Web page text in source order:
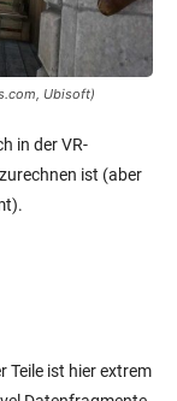
Ubisoft)
in der VR-
ist (aber
Teile ist hier extrem